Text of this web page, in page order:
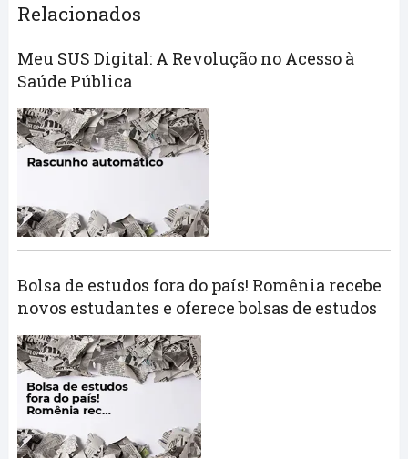
Relacionados
Meu SUS Digital: A Revolução no Acesso à
Saúde Pública
Bolsa de estudos fora do país! Romênia recebe
novos estudantes e oferece bolsas de estudos